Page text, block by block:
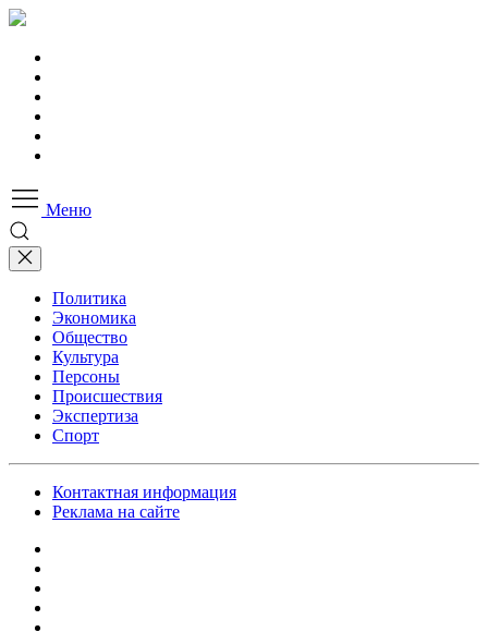
Меню
Политика
Экономика
Общество
Культура
Персоны
Происшествия
Экспертиза
Спорт
Контактная информация
Реклама на сайте